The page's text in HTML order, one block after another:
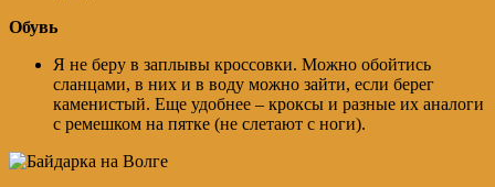
Обувь
Я не беру в заплывы кроссовки. Можно обойтись
сланцами, в них и в воду можно зайти, если берег
каменистый. Еще удобнее – кроксы и разные их аналоги
с ремешком на пятке (не слетают с ноги).